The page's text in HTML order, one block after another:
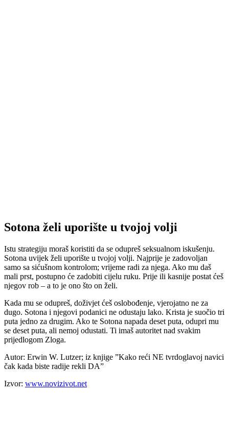
Sotona želi uporište u tvojoj volji
Istu strategiju moraš koristiti da se odupreš seksualnom iskušenju.
Sotona uvijek želi uporište u tvojoj volji. Najprije je zadovoljan
samo sa sićušnom kontrolom; vrijeme radi za njega. Ako mu daš
mali prst, postupno će zadobiti cijelu ruku. Prije ili kasnije postat ćeš
njegov rob – a to je ono što on želi.
Kada mu se odupreš, doživjet ćeš oslobođenje, vjerojatno ne za
dugo. Sotona i njegovi podanici ne odustaju lako. Krista je suočio tri
puta jedno za drugim. Ako te Sotona napada deset puta, odupri mu
se deset puta, ali nemoj odustati. Ti imaš autoritet nad svakim
prijedlogom Zloga.
Autor: Erwin W. Lutzer; iz knjige ”Kako reći NE tvrdoglavoj navici
čak kada biste radije rekli DA”
Izvor: www.novizivot.net